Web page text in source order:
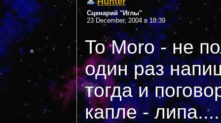
Сценарий "Иглы"
23 December, 2004 в 18:39
To Moro - не
один раз
тогда и
капле -